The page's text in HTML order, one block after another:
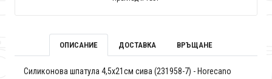
ОПИСАНИЕ ДОСТАВКА ВРЪЩАНЕ
Силиконова шпатула 4,5x21см сива (231958-7) - Horecano